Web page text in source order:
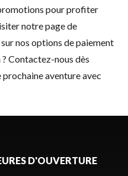
pour profiter
notre page de
nos options de paiement
Contactez-nous dès
aventure avec
D'OUVERTURE